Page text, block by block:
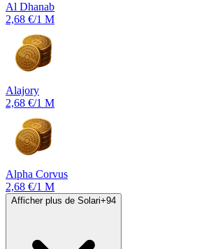
Al Dhanab
2,68 €/1 M
Alajory
2,68 €/1 M
Alpha Corvus
2,68 €/1 M
Afficher plus de Solari+94